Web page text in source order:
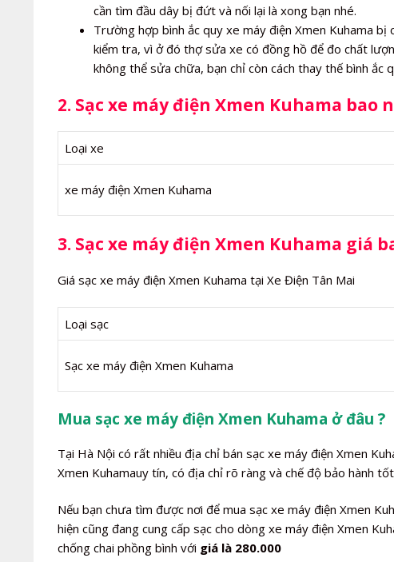
cần tìm đầu dây bị đứt và nối lại là xong bạn nhé.
Trường hợp bình ắc quy xe máy điện Xmen Kuhama
kiểm tra, vì ở đó thợ sửa xe có đồng hồ để đo chất
không thể sửa chữa, bạn chỉ còn cách thay thế bình ắc
2. Sạc xe máy điện Xmen Kuhama bao
Loại xe
xe máy điện Xmen Kuhama
3. Sạc xe máy điện Xmen Kuhama giá
Giá sạc xe máy điện Xmen Kuhama tại Xe Điện Tân Mai
Loại sạc
Sạc xe máy điện Xmen Kuhama
Mua sạc xe máy điện Xmen Kuhama ở đâu ?
Tại Hà Nội có rất nhiều địa chỉ bán sạc xe máy điện Xmen
Xmen Kuhamauy tín, có địa chỉ rõ ràng và chế độ bảo hành
Nếu bạn chưa tìm được nơi để mua sạc xe máy điện Xmen
hiện cũng đang cung cấp sạc cho dòng xe máy điện Xmen
chống chai phồng bình với giá là 280.000